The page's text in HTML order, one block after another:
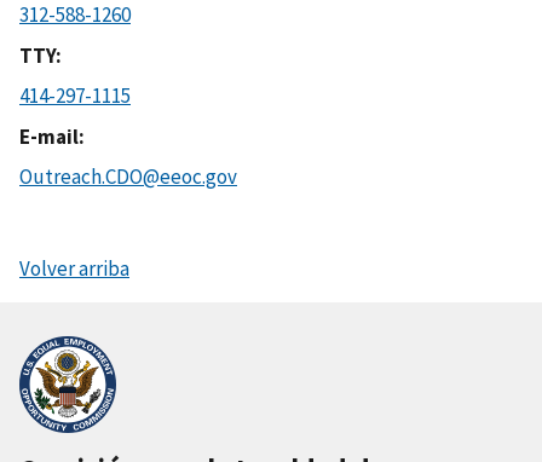
312-588-1260
TTY
414-297-1115
E-mail
Outreach.CDO@eeoc.gov
Volver arriba